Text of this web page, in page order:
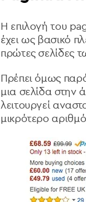
Η επιλογή του
έχει ως βασικό
πρώτες σελίδες
Πρέπει όμως
μια σελίδα στην
λειτουργεί
μικρότερο